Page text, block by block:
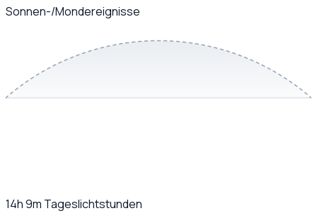
Sonnen-/Mondereignisse
14h 9m Tageslichtstunden